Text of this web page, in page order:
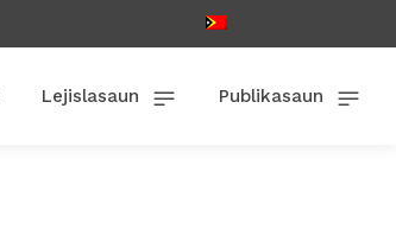
Lejislasaun Publikasaun